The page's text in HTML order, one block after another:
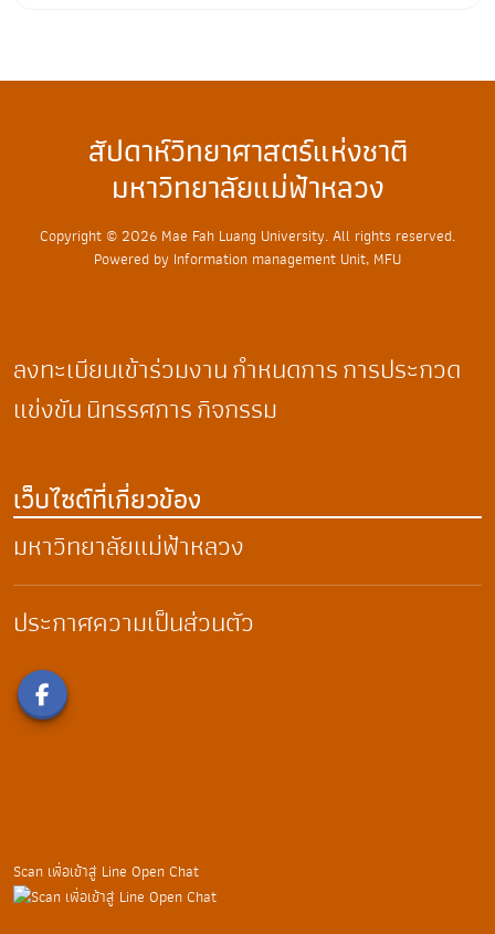
สัปดาห์วิทยาศาสตร์แห่งชาติ
มหาวิทยาลัยแม่ฟ้าหลวง
Copyright © 2026 Mae Fah Luang University. All rights reserved.
Powered by Information management Unit, MFU
ลงทะเบียนเข้าร่วมงานกำหนดการการประกวด
แข่งขันนิทรรศการกิจกรรม
เว็บไซต์ที่เกี่ยวข้อง
มหาวิทยาลัยแม่ฟ้าหลวง
ประกาศความเป็นส่วนตัว
Scan เพื่อเข้าสู่ Line Open Chat